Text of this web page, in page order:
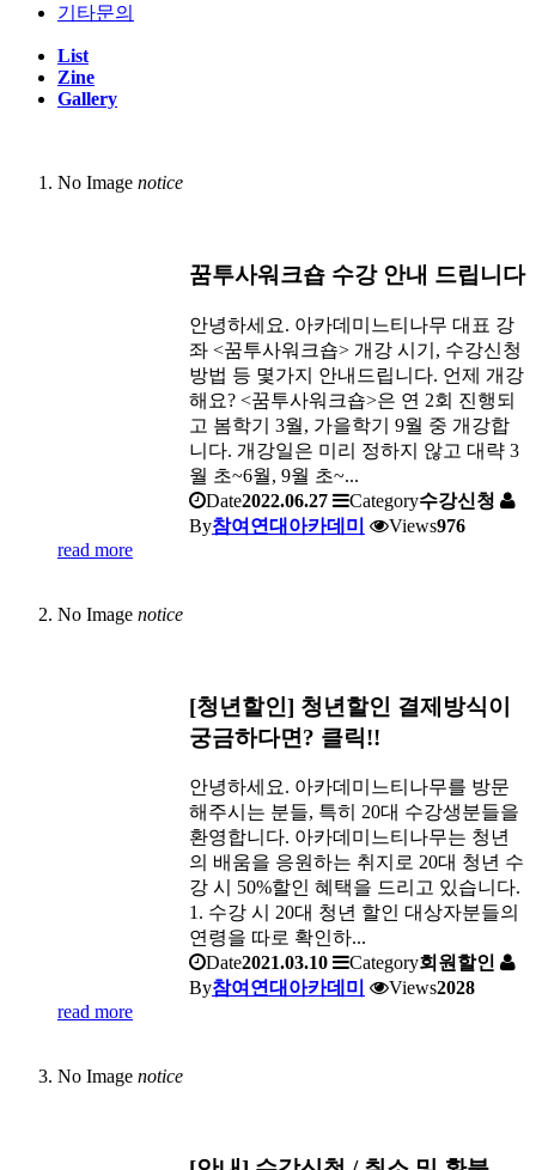
기타문의
List
Zine
Gallery
No Image notice
꿈투사워크숍 수강 안내 드립니다
안녕하세요. 아카데미느티나무 대표 강
좌 <꿈투사워크숍> 개강 시기, 수강신청
방법 등 몇가지 안내드립니다. 언제 개강
해요? <꿈투사워크숍>은 연 2회 진행되
고 봄학기 3월, 가을학기 9월 중 개강합
니다. 개강일은 미리 정하지 않고 대략 3
월 초~6월, 9월 초~...
Date2022.06.27 Category수강신청
By참여연대아카데미 Views976
read more
No Image notice
[청년할인] 청년할인 결제방식이
궁금하다면? 클릭!!
안녕하세요. 아카데미느티나무를 방문
해주시는 분들, 특히 20대 수강생분들을
환영합니다. 아카데미느티나무는 청년
의 배움을 응원하는 취지로 20대 청년 수
강 시 50%할인 혜택을 드리고 있습니다.
1. 수강 시 20대 청년 할인 대상자분들의
연령을 따로 확인하...
Date2021.03.10 Category회원할인
By참여연대아카데미 Views2028
read more
No Image notice